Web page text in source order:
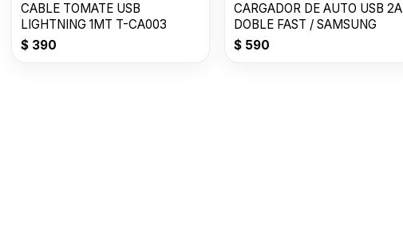
CABLE TOMATE USB
LIGHTNING 1MT T-CA003
$ 390
CARGADOR DE AUTO USB 2A
DOBLE FAST / SAMSUNG
$590